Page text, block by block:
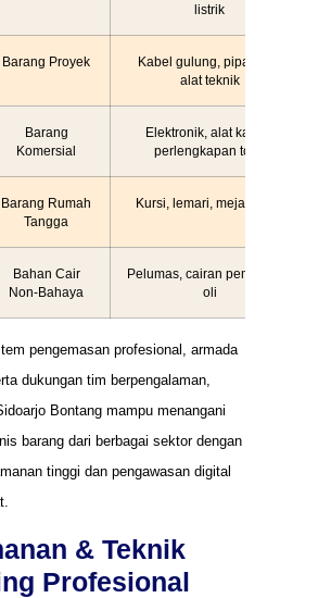
listrik
Barang Proyek
Kabel gulung, pipa besi,
alat teknik
Barang
Komersial
Elektronik, alat kantor,
perlengkapan toko
Barang Rumah
Tangga
Kursi, lemari, meja, kasur
Bahan Cair
Non-Bahaya
Pelumas, cairan pembersih,
oli
pengemasan profesional, armada
dukungan tim berpengalaman,
Bontang mampu menangani
barang dari berbagai sektor dengan
tinggi dan pengawasan digital
& Teknik
Profesional